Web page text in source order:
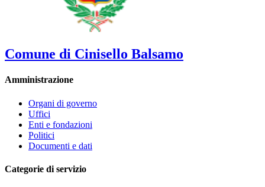
Comune di Cinisello Balsamo
Amministrazione
Organi di governo
Uffici
Enti e fondazioni
Politici
Documenti e dati
Categorie di servizio